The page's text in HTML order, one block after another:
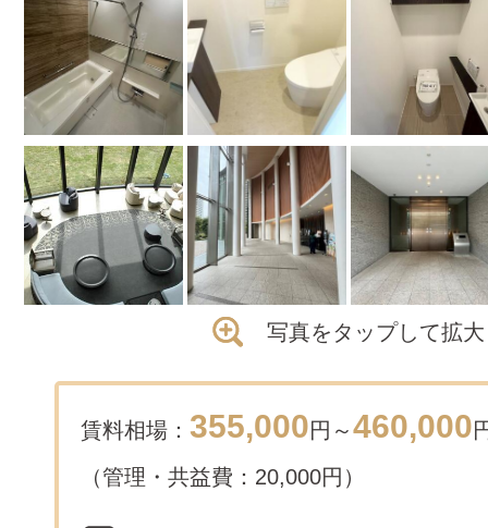
写真をタップして拡大
賃料相場： 355,000円～460,000
（管理・共益費：20,000円）